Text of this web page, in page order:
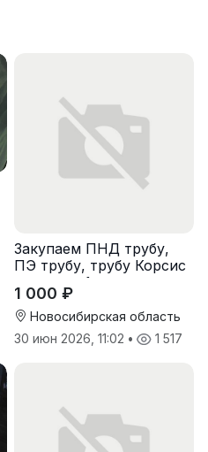
Закупаем ПНД трубу,
ПЭ трубу, трубу Корсис
оптом от 1 тонны
1 000 ₽
Новосибирская область
30 июн 2026, 11:02 • 1 517